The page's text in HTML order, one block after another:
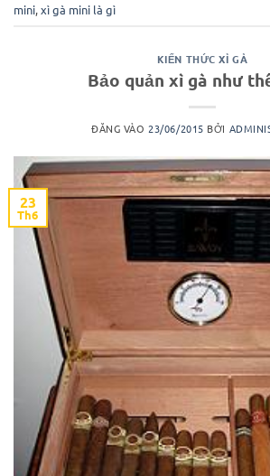
mini,xì gà mini là gì
KIẾN THỨC XÌ GÀ
Bảo quản xì gà như
ĐĂNG VÀO23/06/2015 BỞI
23
Th6